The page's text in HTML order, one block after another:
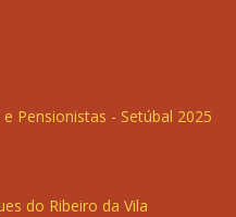
Pensionistas - Setúbal 2025
do Ribeiro da Vila